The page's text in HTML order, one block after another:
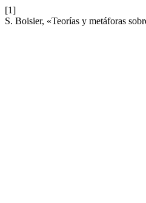
[1]
S. Boisier, «Teorías y metáforas